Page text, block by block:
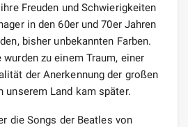
Freuden und Schwierigkeiten
in den 60er und 70er Jahren
bisher unbekannten Farben.
wurden zu einem Traum, einer
der Anerkennung der großen
unserem Land kam später.
die Songs der Beatles von